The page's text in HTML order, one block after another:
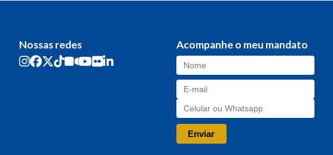
Nossas redes Acompanhe o meu mandato